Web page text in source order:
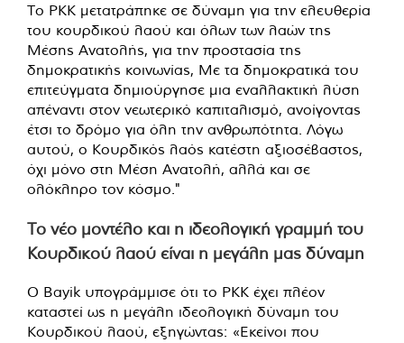
Το PKK μετατράπηκε σε δύναμη για την ελευθερία
του κουρδικού λαού και όλων των λαών της
Μέσης Ανατολής, για την προστασία της
δημοκρατικής κοινωνίας, Με τα δημοκρατικά του
επιτεύγματα δημιούργησε μια εναλλακτική λύση
απέναντι στον νεωτερικό καπιταλισμό, ανοίγοντας
έτσι το δρόμο για όλη την ανθρωπότητα. Λόγω
αυτού, ο Κουρδικός λαός κατέστη αξιοσέβαστος,
όχι μόνο στη Μέση Ανατολή, αλλά και σε
ολόκληρο τον κόσμο."
Το νέο μοντέλο και η ιδεολογική γραμμή του
Κουρδικού λαού είναι η μεγάλη μας δύναμη
Ο Bayik υπογράμμισε ότι το ΡΚΚ έχει πλέον
καταστεί ως η μεγάλη ιδεολογική δύναμη του
Κουρδικού λαού, εξηγώντας: «Εκείνοι που